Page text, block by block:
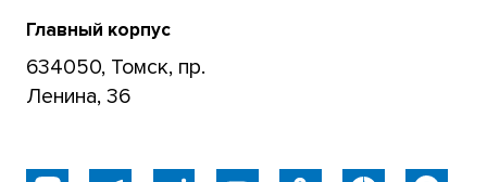
Главный корпус
634050, Томск, пр.
Ленина, 36